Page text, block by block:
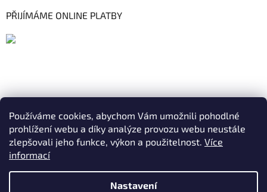
Používáme cookies, abychom Vám umožnili pohodlné
prohlížení webu a díky analýze provozu webu neustále
zlepšovali jeho funkce, výkon a použitelnost. Více
informací
Nastavení
PŘIJÍMÁME ONLINE PLATBY
Vytvořil Shoptet|Realizoval Appgrade